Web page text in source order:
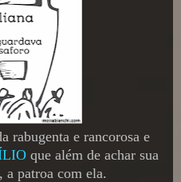
rabugenta e rancorosa e
que além de achar sua
patroa com ela.